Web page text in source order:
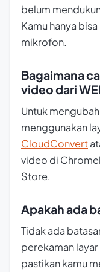
belum
Kamu hanya
mikrofon.
Bagaimana
video dari
Untuk
menggunakan
CloudConvert
video di
Store.
Apakah ada
Tidak ada
perekaman
pastikan kamu